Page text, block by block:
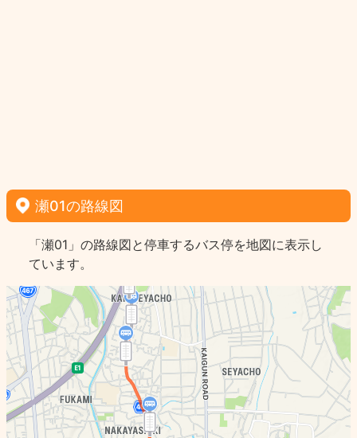
瀬01の路線図
「瀬01」の路線図と停車するバス停を地図に表示し
ています。